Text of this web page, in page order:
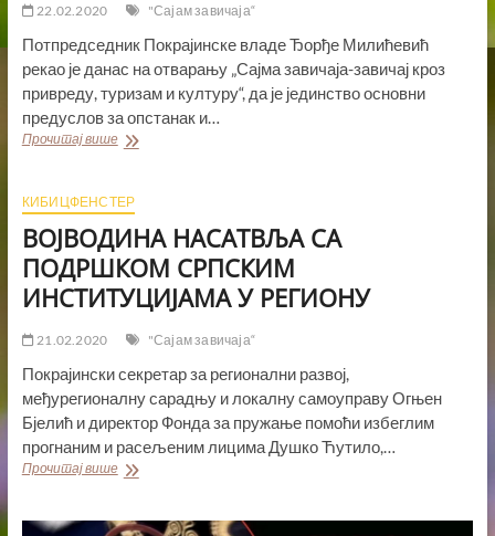
22.02.2020 "Сајам завичаја“
Потпредседник Покрајинске владе Ђорђе Милићевић
рекао је данас на отварању „Сајма завичаја-завичај кроз
привреду, туризам и културу“, да је јединство основни
предуслов за опстанак и…
Прочитај више„САЈАМ
ТРАДИЦИЈУ
И
ЈАЧА
ВЕЗЕ
СРПСКОГ
НАРОДА
РЕГИОНУ
КИБИЦФЕНСТЕР
ВОЈВОДИНА НАСАТВЉА СА
ПОДРШКОМ СРПСКИМ
ИНСТИТУЦИЈАМА У РЕГИОНУ
21.02.2020 "Сајам завичаја“
Покрајински секретар за регионални развој,
међурегионалну сарадњу и локалну самоуправу Огњен
Бјелић и директор Фонда за пружање помоћи избеглим
прогнаним и расељеним лицима Душко Ћутило,…
Прочитај вишеВОЈВОДИНА
ПОДРШКОМ